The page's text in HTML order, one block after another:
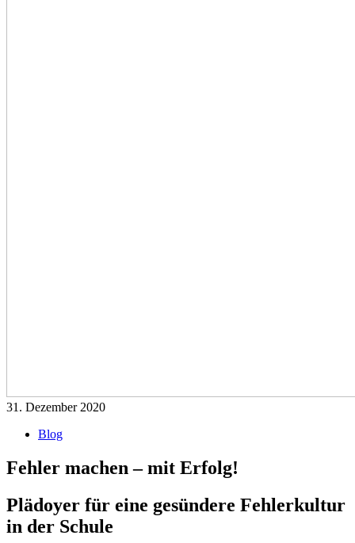
31. Dezember 2020
Blog
Fehler machen – mit Erfolg!
Plädoyer für eine gesündere Fehlerkultur
in der Schule